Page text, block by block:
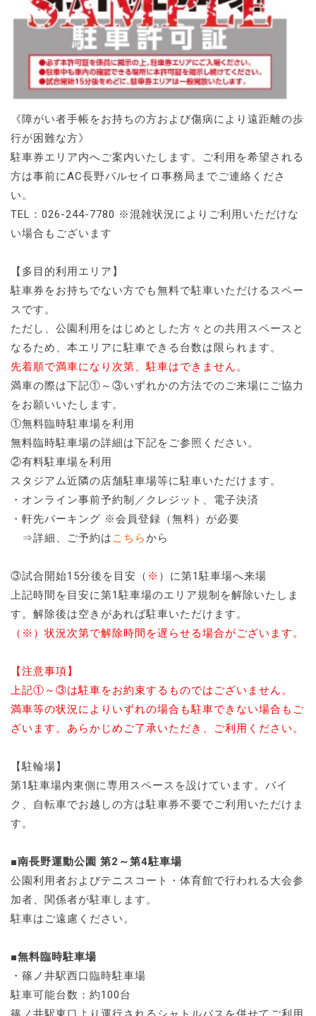
《障がい者手帳をお持ちの方および傷病により遠距離の歩
行が困難な方》
駐車券エリア内へご案内いたします。ご利用を希望される
方は事前にAC長野パルセイロ事務局までご連絡くださ
い。
TEL：026-244-7780 ※混雑状況によりご利用いただけな
い場合もございます
【多目的利用エリア】
駐車券をお持ちでない方でも無料で駐車いただけるスペー
スです。
ただし、公園利用をはじめとした方々との共用スペースと
なるため、本エリアに駐車できる台数は限られます。
先着順で満車になり次第、駐車はできません。
満車の際は下記①～③いずれかの方法でのご来場にご協力
をお願いいたします。
①無料臨時駐車場を利用
無料臨時駐車場の詳細は下記をご参照ください。
②有料駐車場を利用
スタジアム近隣の店舗駐車場等に駐車いただけます。
・オンライン事前予約制／クレジット、電子決済
・軒先パーキング ※会員登録（無料）が必要
⇒詳細、ご予約は こちらから
③試合開始15分後を目安（ ※ ）に第1駐車場へ来場
上記時間を目安に第1駐車場のエリア規制を解除いたしま
す。解除後は空きがあれば駐車いただけます。
（※）状況次第で解除時間を遅らせる場合がございます。
【注意事項】
上記①～③は駐車をお約束するものではございません。
満車等の状況によりいずれの場合も駐車できない場合もご
ざいます。あらかじめご了承いただき、ご利用ください。
【駐輪場】
第1駐車場内東側に専用スペースを設けています。バイ
ク、自転車でお越しの方は駐車券不要でご利用いただけま
す。
■南長野運動公園 第2～第4駐車場
公園利用者およびテニスコート・体育館で行われる大会参
加者、関係者が駐車します。
駐車はご遠慮ください。
■無料臨時駐車場
・篠ノ井駅西口臨時駐車場
駐車可能台数：約100台